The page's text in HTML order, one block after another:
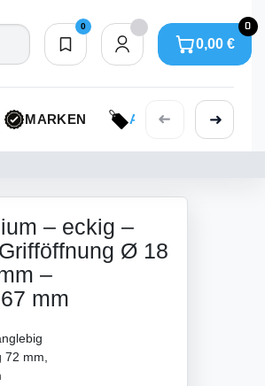
0
Merkliste
0
0,00 €
0,00 €
MARKEN AKTIONEN
➜ ➜
– eckig –
Ø 18
–
mm
72 mm,